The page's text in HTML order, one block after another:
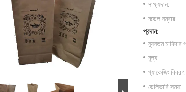
সাক্ষ্যদান:
মডেল নম্বার:
প্রদান:
ন্যূনতম চাহিদার
মূল্য:
প্যাকেজিং বিবরণ:
ডেলিভারি সময়: